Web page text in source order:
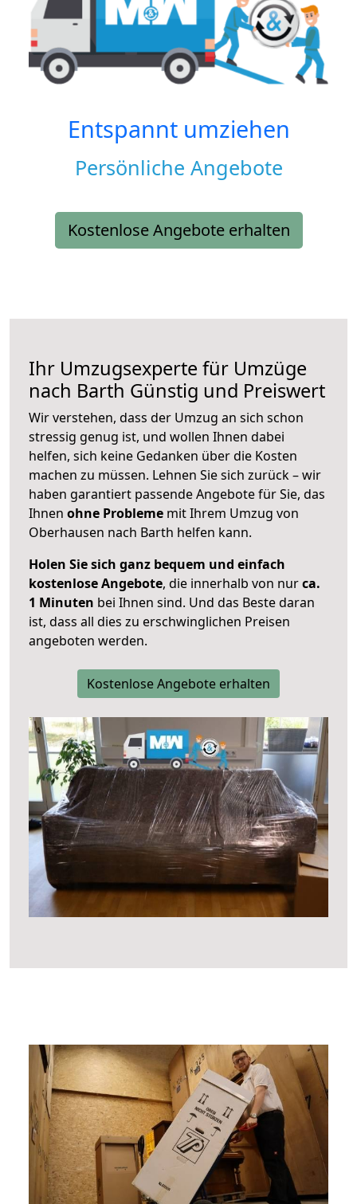
Entspannt umziehen
Persönliche Angebote
Kostenlose Angebote erhalten
Ihr Umzugsexperte für Umzüge
nach Barth Günstig und Preiswert
Wir verstehen, dass der Umzug an sich schon
stressig genug ist, und wollen Ihnen dabei
helfen, sich keine Gedanken über die Kosten
machen zu müssen. Lehnen Sie sich zurück – wir
haben garantiert passende Angebote für Sie, das
Ihnen ohne Probleme mit Ihrem Umzug von
Oberhausen nach Barth helfen kann.
Holen Sie sich ganz bequem und einfach
kostenlose Angebote, die innerhalb von nurca.
1 Minuten bei Ihnen sind. Und das Beste daran
ist, dass all dies zu erschwinglichen Preisen
angeboten werden.
Kostenlose Angebote erhalten